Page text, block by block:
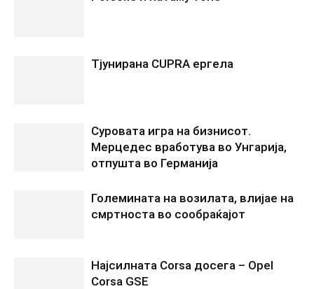
Tјунирана CUPRA ергела
Суровата игра на бизнисот.
Мерцедес вработува во Унгарија,
отпушта во Германија
Големината на возилата, влијае на
смртноста во сообраќајот
Најсилната Corsa досега – Opel
Corsa GSE